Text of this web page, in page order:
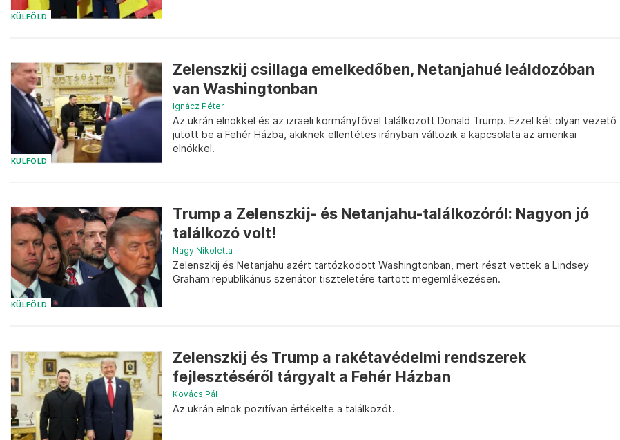
KÜLFÖLD
KÜLFÖLD
Zelenszkij csillaga emelkedőben, Netanjahué leáldozóban
van Washingtonban
Ignácz Péter
Az ukrán elnökkel és az izraeli kormányfővel találkozott Donald Trump. Ezzel két olyan vezető
jutott be a Fehér Házba, akiknek ellentétes irányban változik a kapcsolata az amerikai
elnökkel.
KÜLFÖLD
Trump a Zelenszkij- és Netanjahu-találkozóról: Nagyon jó
találkozó volt!
Nagy Nikoletta
Zelenszkij és Netanjahu azért tartózkodott Washingtonban, mert részt vettek a Lindsey
Graham republikánus szenátor tiszteletére tartott megemlékezésen.
Zelenszkij és Trump a rakétavédelmi rendszerek
fejlesztéséről tárgyalt a Fehér Házban
Kovács Pál
Az ukrán elnök pozitívan értékelte a találkozót.